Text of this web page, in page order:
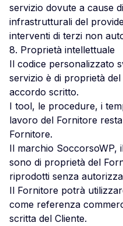
servizio dovute a cause
infrastrutturali del
interventi di terzi non
8. Proprietà intellettuale
Il codice personalizzato
servizio è di proprietà
accordo scritto.
I tool, le procedure, i
lavoro del Fornitore
Fornitore.
Il marchio SoccorsoWP,
sono di proprietà del
riprodotti senza
Il Fornitore potrà
come referenza
scritta del Cliente.